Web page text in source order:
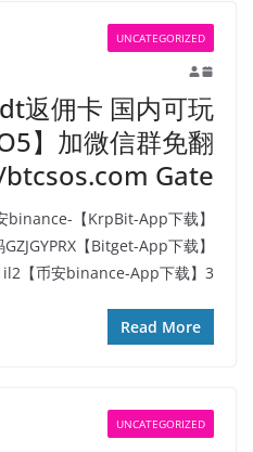
UNCATEGORIZED
返佣卡 国内可玩
】加微信群免翻
Gate
币安binance-
【Bitget-App下载】
【币安binance-App下载】3
Read More
UNCATEGORIZED